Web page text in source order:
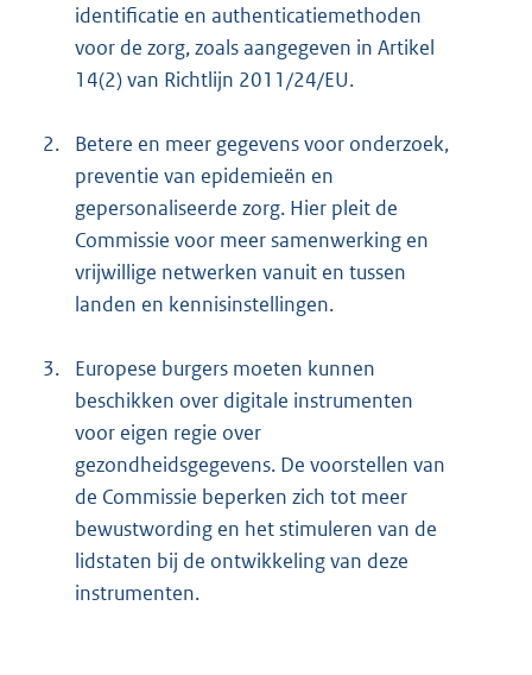
identificatie en authenticatiemethoden
voor de zorg, zoals aangegeven in Artikel
14(2) van Richtlijn 2011/24/EU.
2.
Betere en meer gegevens voor onderzoek,
preventie van epidemieën en
gepersonaliseerde zorg. Hier pleit de
Commissie voor meer samenwerking en
vrijwillige netwerken vanuit en tussen
landen en kennisinstellingen.
3.
Europese burgers moeten kunnen
beschikken over digitale instrumenten
voor eigen regie over
gezondheidsgegevens. De voorstellen van
de Commissie beperken zich tot meer
bewustwording en het stimuleren van de
lidstaten bij de ontwikkeling van deze
instrumenten.